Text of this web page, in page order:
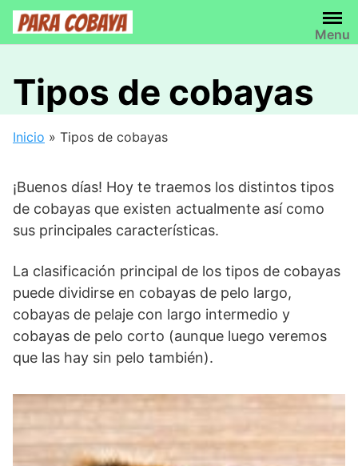
Saltar
contenido
Menu
Tipos de cobayas
Inicio » Tipos de cobayas
¡Buenos días! Hoy te traemos los distintos tipos
de cobayas que existen actualmente así como
sus principales características.
La clasificación principal de los tipos de cobayas
puede dividirse en cobayas de pelo largo,
cobayas de pelaje con largo intermedio y
cobayas de pelo corto (aunque luego veremos
que las hay sin pelo también).